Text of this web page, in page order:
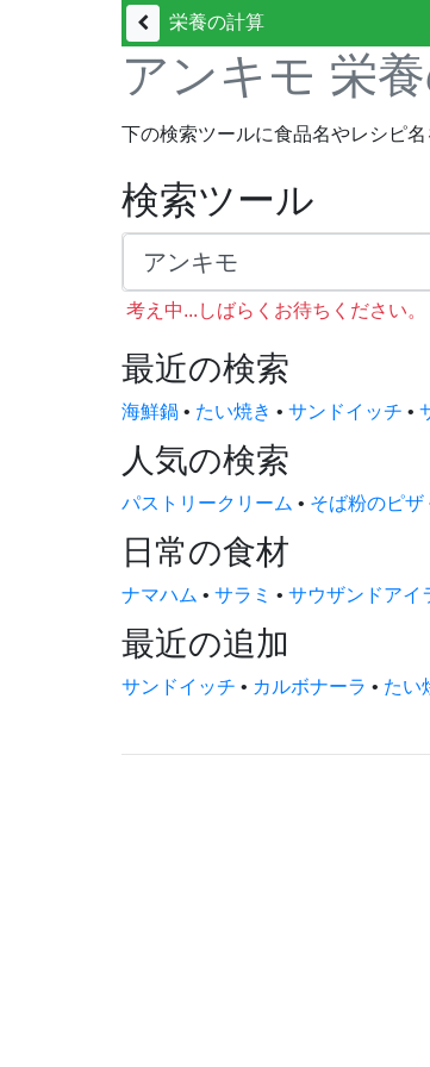
栄養の計算
アンキモ 栄
下の検索ツールに食品名やレシピ
検索ツール
考え中...しばらくお待ちください。
最近の検索
海鮮鍋 • たい焼き • サンドイッチ •
人気の検索
パストリークリーム • そば粉のピザ
日常の食材
ナマハム • サラミ • サウザンドアイ
最近の追加
サンドイッチ • カルボナーラ • たい